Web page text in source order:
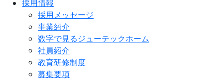
採用情報
採用メッセージ
事業紹介
数字で見るジューテックホーム
社員紹介
教育研修制度
募集要項